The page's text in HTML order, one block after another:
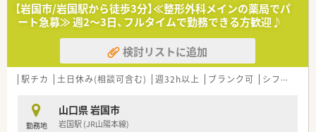
【岩国市/岩国駅から徒歩3分】≪整形外科メインの薬局でパ
ート急募≫ 週2～3日、フルタイムで勤務できる方歓迎♪
検討リストに追加
駅チカ 土日休み(相談可含む) 週32h以上 ブランク可 シフト制
勤務地
山口県 岩国市
岩国駅 (JR山陽本線)